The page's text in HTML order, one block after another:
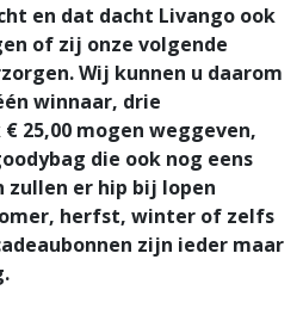
en dat dacht Livango ook
of zij onze volgende
Wij kunnen u daarom
winnaar, drie
25,00 mogen weggeven,
die ook nog eens
zullen er hip bij lopen
herfst, winter of zelfs
zijn ieder maar